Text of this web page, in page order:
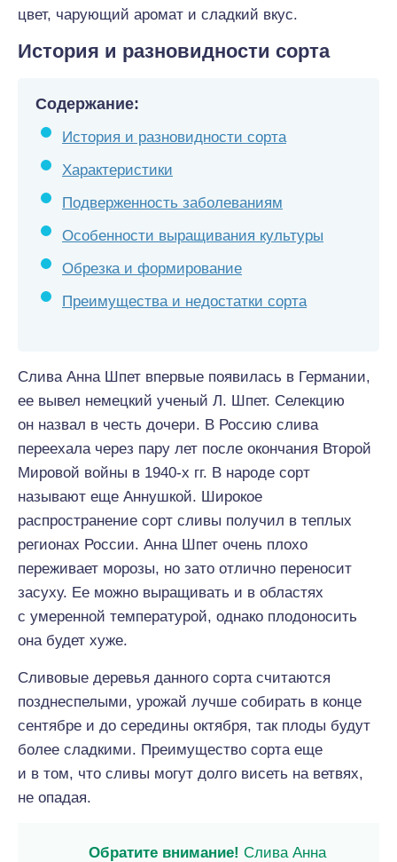
цвет, чарующий аромат и сладкий вкус.
История и разновидности сорта
Содержание:
История и разновидности сорта
Характеристики
Подверженность заболеваниям
Особенности выращивания культуры
Обрезка и формирование
Преимущества и недостатки сорта
Слива Анна Шпет впервые появилась в Германии,
ее вывел немецкий ученый Л. Шпет. Селекцию
он назвал в честь дочери. В Россию слива
переехала через пару лет после окончания Второй
Мировой войны в 1940-х гг. В народе сорт
называют еще Аннушкой. Широкое
распространение сорт сливы получил в теплых
регионах России. Анна Шпет очень плохо
переживает морозы, но зато отлично переносит
засуху. Ее можно выращивать и в областях
с умеренной температурой, однако плодоносить
она будет хуже.
Сливовые деревья данного сорта считаются
позднеспелыми, урожай лучше собирать в конце
сентябре и до середины октября, так плоды будут
более сладкими. Преимущество сорта еще
и в том, что сливы могут долго висеть на ветвях,
не опадая.
Обратите внимание! Слива Анна